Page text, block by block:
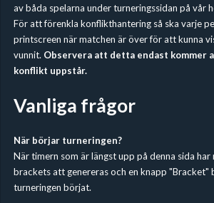
av båda spelarna under turneringssidan på vår
För att förenkla konflikthantering så ska varje
printscreen när matchen är över för att kunna
vunnit. Observera att detta endast kommer
konflikt uppstår.
Vanliga frågor
När börjar turneringen?
När timern som är längst upp på denna sida
brackets att genereras och en knapp "Bracket"
turneringen börjat.